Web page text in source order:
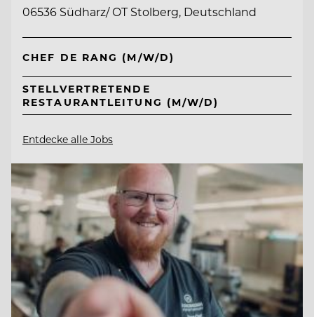
06536 Südharz/ OT Stolberg, Deutschland
CHEF DE RANG (M/W/D)
STELLVERTRETENDE
RESTAURANTLEITUNG (M/W/D)
Entdecke alle Jobs